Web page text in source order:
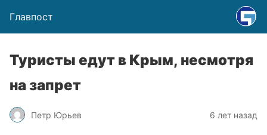
Главпост
Туристы едут в Крым, несмотря
на запрет
Петр Юрьев 6 лет назад